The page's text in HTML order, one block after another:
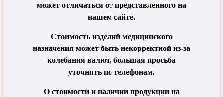
может отличаться от представленного на
нашем сайте.
Стоимость изделий медицинского
назначения может быть некорректной из-за
колебания валют, большая просьба
уточнять по телефонам.
О стоимости и наличии продукции на